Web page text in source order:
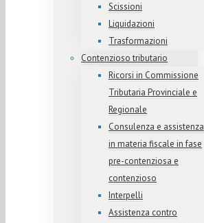
Scissioni
Liquidazioni
Trasformazioni
Contenzioso tributario
Ricorsi in Commissione
Tributaria Provinciale e
Regionale
Consulenza e assistenza
in materia fiscale in fase
pre-contenziosa e
contenzioso
Interpelli
Assistenza contro